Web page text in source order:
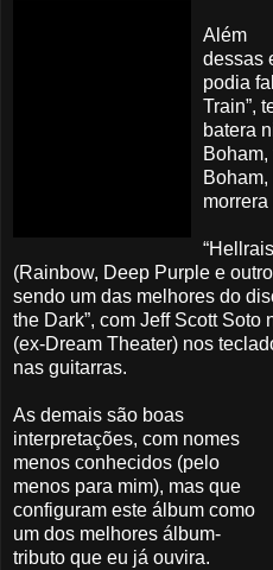
Além
dessas
podia
Train”,
batera
(Rainbow, Deep Purple e
sendo um das melhores do
the Dark”, com Jeff Scott
(ex-Dream Theater) nos
nas guitarras.
As demais são boas
interpretações, com nomes
menos conhecidos (pelo
menos para mim), mas que
configuram este álbum como
um dos melhores álbum-
tributo que eu já ouvira.